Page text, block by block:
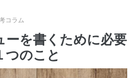
コラム
ーを書くために必要
つのこと